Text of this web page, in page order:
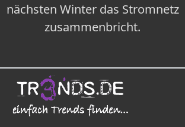
nächsten Winter das Stromnetz
zusammenbricht.